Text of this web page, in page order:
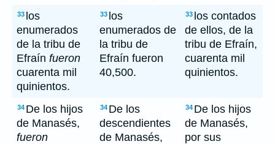
33 los
enumerados
de la tribu de
Efraín fueron
cuarenta mil
quinientos.
33 los
enumerados de
la tribu de
Efraín fueron
40,500.
33 los contados
de ellos, de la
tribu de Efraín,
cuarenta mil
quinientos.
34 De los hijos
de Manasés,
fueron
34 De los
descendientes
de Manasés,
34 De los hijos
de Manasés,
por sus